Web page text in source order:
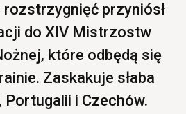
rozstrzygnięć przyniósł
do XIV Mistrzostw
które odbędą się
Zaskakuje słaba
i Czechów.